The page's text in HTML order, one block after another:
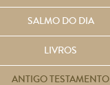
SALMO DO DIA
LIVROS
ANTIGO TESTAMENTO